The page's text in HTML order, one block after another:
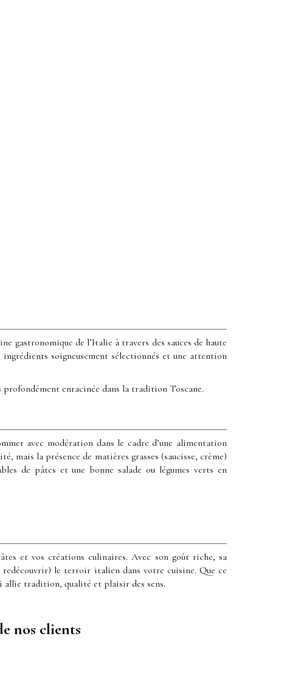
gastronomique de l’Italie à travers des sauces de haute
soigneusement sélectionnés et une attention
enracinée dans la tradition Toscane.
avec modération dans le cadre d’une alimentation
mais la présence de matières grasses (saucisse, crème)
de pâtes et une bonne salade ou légumes verts en
et vos créations culinaires. Avec son goût riche, sa
redécouvrir) le terroir italien dans votre cuisine. Que ce
allie tradition, qualité et plaisir des sens.
nos clients